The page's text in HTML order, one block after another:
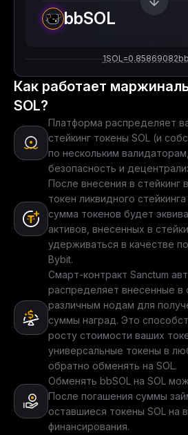
bbSOL
1SOL=0.85869082
Как работает
SOL?
Платформа распределяет
стейкинг токены SOL (и
по нескольким
безопасность и
После внесения в стейкинг
токен ликвидного
сумма токенов будет
активов, внесенных в
удерживаться в качестве
Bybit.
Смарт-контракт Sanctum
распределяет внесенные в
различным нодам для
суммы наград. Это
росту стоимости ваших
универсальные токены в
обратно обменять на SOL.
Обменять bbSOL на SOL
После погашения суммы
оставшиеся токены SOL на
финансирования.